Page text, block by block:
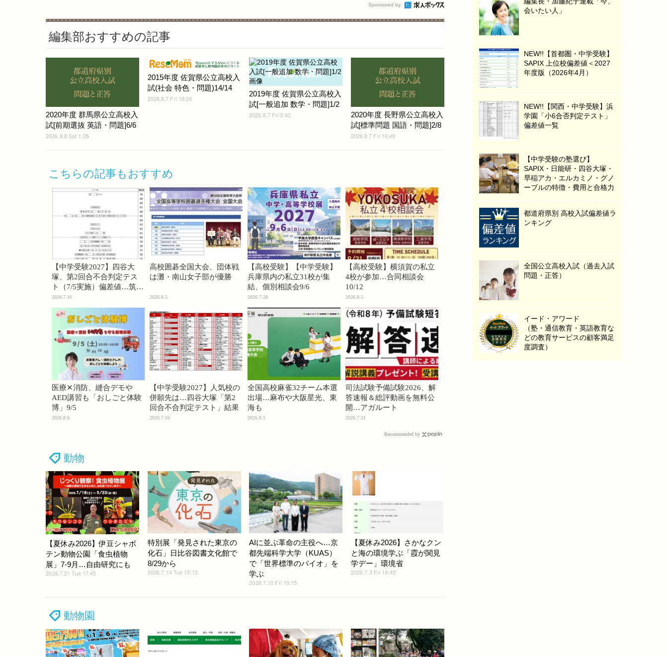
Sponsored by
編集部おすすめの記事
2020年度 群馬県公立高校入
試[前期選抜 英語・問題]6/6
2026.8.8 Sat 1:26
2015年度 佐賀県公立高校入
試(社会 特色・問題)14/14
2026.8.7 Fri 19:24
2019年度 佐賀県公立高校入
試[一般追加 数学・問題]1/2
2026.8.7 Fri 3:42
2020年度 長野県公立高校入
試[標準問題 国語・問題]2/8
2026.8.7 Fri 16:49
こちらの記事もおすすめ
【中学受験2027】四谷大
塚、第2回合不合判定テス
ト（7/5実施）偏差値…筑駒
74・桜蔭70＜PR＞
2026.7.10
高校囲碁全国大会、団体戦
は灘・南山女子部が優勝
2026.8.5
【高校受験】【中学受験】
兵庫県内の私立31校が集
結、個別相談会9/6
2026.7.28
【高校受験】横須賀の私立
4校が参加…合同相談会
10/12
2026.8.5
医療✕消防、縫合デモや
AED講習も「おしごと体験
博」9/5
2026.8.6
【中学受験2027】人気校の
併願先は…四谷大塚「第2
回合不合判定テスト」結果
2026.7.16
全国高校麻雀32チーム本選
出場…麻布や大阪星光、東
海も
2026.8.5
司法試験予備試験2026、解
答速報＆総評動画を無料公
開…アガルート
2026.7.21
Recommended by
動物
【夏休み2026】伊豆シャボ
テン動物公園「食虫植物
展」7-9月…自由研究にも
2026.7.21 Tue 17:45
特別展「発見された東京の
化石」日比谷図書文化館で
8/29から
2026.7.14 Tue 15:15
AIに並ぶ革命の主役へ…京
都先端科学大学（KUAS）
で「世界標準のバイオ」を
学ぶ
2026.7.10 Fri 10:15
【夏休み2026】さかなクン
と海の環境学ぶ「霞が関見
学デー」環境省
2026.7.3 Fri 18:45
動物園
会いたい人」
NEW!!【首都圏・中学受験】
SAPIX 上位校偏差値＜2027
年度版（2026年4月）
NEW!!【関西・中学受験】浜
学園「小6合否判定テスト」
偏差値一覧
【中学受験の塾選び】
SAPIX・日能研・四谷大塚・
早稲アカ・エルカミノ・グノ
ーブルの特徴・費用と合格力
都道府県別 高校入試偏差値ラ
ンキング
全国公立高校入試（過去入試
問題・正答）
イード・アワード
（塾・通信教育・英語教育な
どの教育サービスの顧客満足
度調査）